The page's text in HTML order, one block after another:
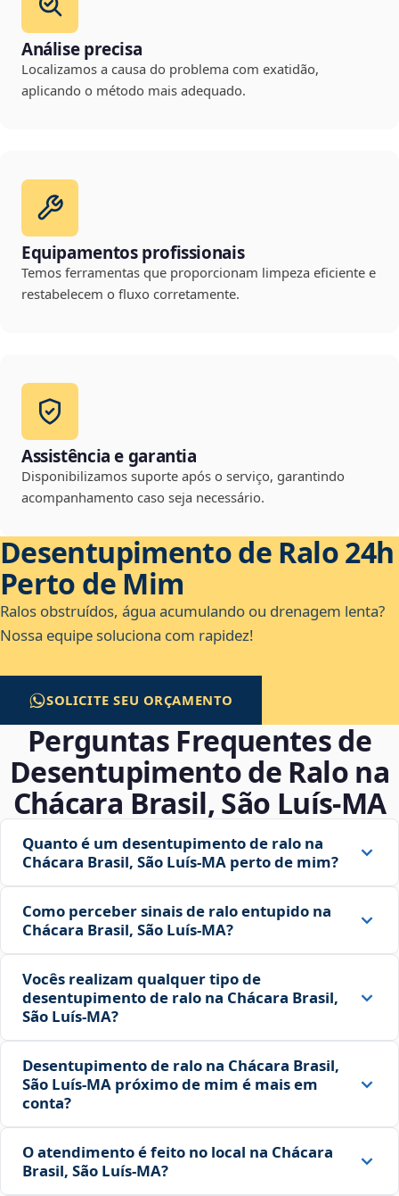
Análise precisa
Localizamos a causa do problema com exatidão,
aplicando o método mais adequado.
Equipamentos profissionais
Temos ferramentas que proporcionam limpeza eficiente e
restabelecem o fluxo corretamente.
Assistência e garantia
Disponibilizamos suporte após o serviço, garantindo
acompanhamento caso seja necessário.
Desentupimento de Ralo 24h
Perto de Mim
Ralos obstruídos, água acumulando ou drenagem lenta?
Nossa equipe soluciona com rapidez!
SOLICITE SEU ORÇAMENTO
Perguntas Frequentes de
Desentupimento de Ralo na
Chácara Brasil, São Luís‑MA
Quanto é um desentupimento de ralo na
Chácara Brasil, São Luís‑MA perto de mim?
Como perceber sinais de ralo entupido na
Chácara Brasil, São Luís‑MA?
Vocês realizam qualquer tipo de
desentupimento de ralo na Chácara Brasil,
São Luís‑MA?
Desentupimento de ralo na Chácara Brasil,
São Luís‑MA próximo de mim é mais em
conta?
O atendimento é feito no local na Chácara
Brasil, São Luís‑MA?